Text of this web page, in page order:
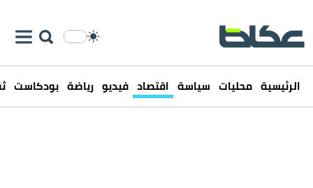
الرئيسية محليات سياسة اقتصاد فيديو رياضة بودكاست